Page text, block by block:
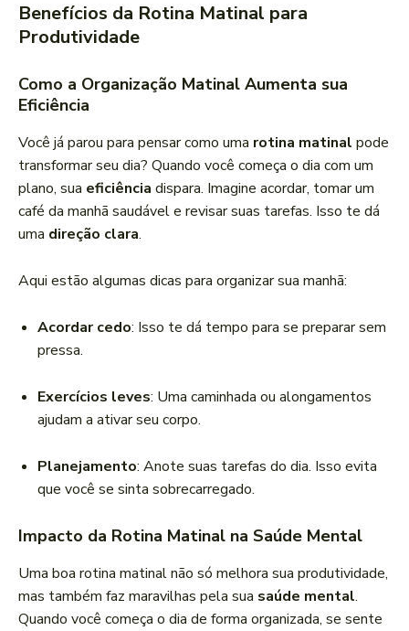
Benefícios da Rotina Matinal para
Produtividade
Como a Organização Matinal Aumenta sua
Eficiência
Você já parou para pensar como uma rotina matinal pode
transformar seu dia? Quando você começa o dia com um
plano, sua eficiência dispara. Imagine acordar, tomar um
café da manhã saudável e revisar suas tarefas. Isso te dá
uma direção clara.
Aqui estão algumas dicas para organizar sua manhã:
Acordar cedo: Isso te dá tempo para se preparar sem
pressa.
Exercícios leves: Uma caminhada ou alongamentos
ajudam a ativar seu corpo.
Planejamento: Anote suas tarefas do dia. Isso evita
que você se sinta sobrecarregado.
Impacto da Rotina Matinal na Saúde Mental
Uma boa rotina matinal não só melhora sua produtividade,
mas também faz maravilhas pela sua saúde mental.
Quando você começa o dia de forma organizada, se sente